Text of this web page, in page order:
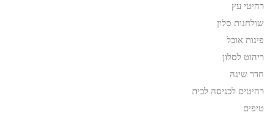
רהיטי עץ
שולחנות סלון
פינות אוכל
ריהוט לסלון
חדר שינה
רהיטים לכניסה לבית
טיפים